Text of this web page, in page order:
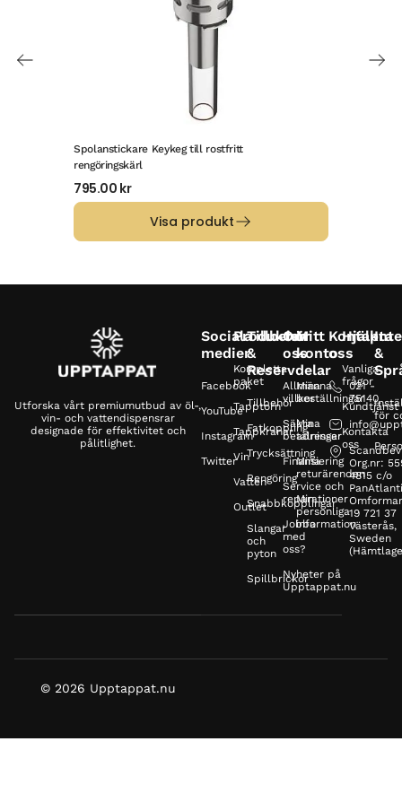
Spolanstickare Keykeg till rostfritt
rengöringskärl
795.00 kr
Visa produkt
Utforska vårt premiumutbud av öl-,
vin- och vattendispensrar
designade för effektivitet och
pålitlighet.
Sociala
medier
Facebook
YouTube
Instagram
Twitter
Produkter
Kompletta
paket
Tapptorn
Tappkranar
Vin
Vatten
Outlet
Tillbehör
&
Reservdelar
Tillbehör
Fatkoppling
Trycksättning
Rengöring
Snabbkopplingar
Slangar
och
pyton
Spillbrickor
Om
oss
Allmänna
villkor
Säkra
betalningar
Finansiering
Service och
reparationer
Jobba
med
oss?
Nyheter på
Upptappat.nu
Mitt
konto
Mina
beställningar
Mina
adresser
Mina
returärenden
Min
personliga
information
Kontakta
oss
021 -
75140
Scandbev
Org.nr:
4815 c/o
19 721 37
Västerås,
Sweden
Hjälp
Vanliga
frågor
Kundtjänst
Kontakta
oss
&
för
© 2026 Upptappat.nu